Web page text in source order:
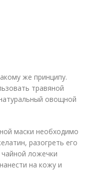
же принципу.
травяной
овощной
маски необходимо
разогреть его
ложечки
на кожу и